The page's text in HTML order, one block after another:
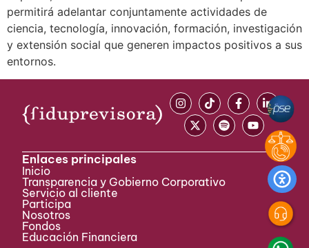
permitirá adelantar conjuntamente actividades de
ciencia, tecnología, innovación, formación, investigación
y extensión social que generen impactos positivos a sus
entornos.
Enlaces principales
Inicio
Transparencia y Gobierno Corporativo
Servicio al cliente
Participa ​
Nosotros
Fondos
Educación Financiera